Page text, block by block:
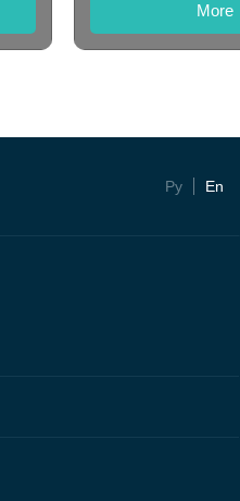
More
Ру En